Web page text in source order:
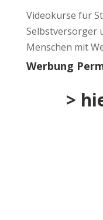
Videokurse für
Selbstversorger
Menschen mit
Werbung
>